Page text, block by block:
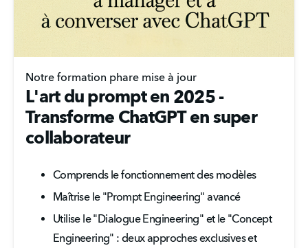
Notre formation phare mise à jour
L'art du prompt en 2025 -
Transforme ChatGPT en super
collaborateur
Comprends le fonctionnement des modèles
Maîtrise le "Prompt Engineering" avancé
Utilise le "Dialogue Engineering" et le "Concept
Engineering" : deux approches exclusives et